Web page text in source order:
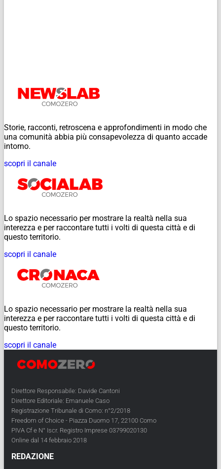
Storie, racconti, retroscena e approfondimenti in modo che
una comunità abbia più consapevolezza di quanto accade
intorno.
scopri il canale
Lo spazio necessario per mostrare la realtà nella sua
interezza e per raccontare tutti i volti di questa città e di
questo territorio.
scopri il canale
Lo spazio necessario per mostrare la realtà nella sua
interezza e per raccontare tutti i volti di questa città e di
questo territorio.
scopri il canale
Direttore Responsabile: Davide Cantoni
Direttore Editoriale: Emanuele Caso
Registrazione Tribunale di Como: n°2/2018
Freedom of Choice - Piazza Duomo 17, 22100 Como
PIVA Cf e N° Iscr. Registro Imprese 03799020130
Online dal 14 febbraio 2018
REDAZIONE